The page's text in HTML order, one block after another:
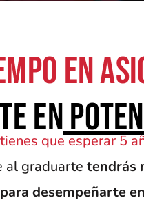
en
en
tienes que esperar 5
al graduarte tendrás
para desempeñarte